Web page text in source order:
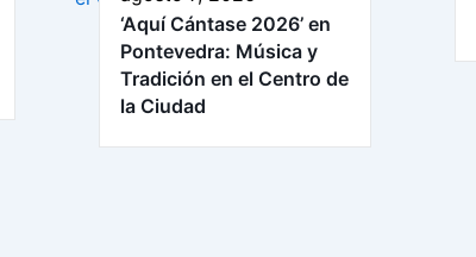
‘Aquí Cántase 2026’ en
Pontevedra: Música y
Tradición en el Centro de
la Ciudad